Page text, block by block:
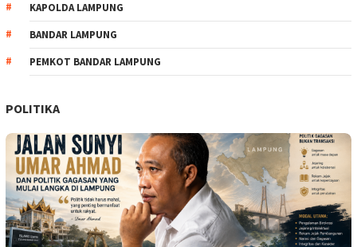
KAPOLDA LAMPUNG
BANDAR LAMPUNG
PEMKOT BANDAR LAMPUNG
POLITIKA